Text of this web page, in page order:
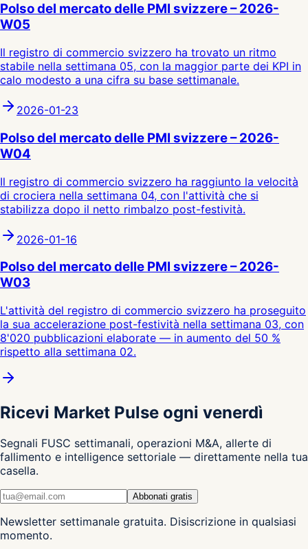
Polso del mercato delle PMI svizzere – 2026-
W05
Il registro di commercio svizzero ha trovato un ritmo
stabile nella settimana 05, con la maggior parte dei KPI in
calo modesto a una cifra su base settimanale.
2026-01-23
Polso del mercato delle PMI svizzere – 2026-
W04
Il registro di commercio svizzero ha raggiunto la velocità
di crociera nella settimana 04, con l'attività che si
stabilizza dopo il netto rimbalzo post-festività.
2026-01-16
Polso del mercato delle PMI svizzere – 2026-
W03
L'attività del registro di commercio svizzero ha proseguito
la sua accelerazione post-festività nella settimana 03, con
8'020 pubblicazioni elaborate — in aumento del 50 %
rispetto alla settimana 02.
Ricevi Market Pulse ogni venerdì
Segnali FUSC settimanali, operazioni M&A, allerte di
fallimento e intelligence settoriale — direttamente nella tua
casella.
Abbonati gratis
Newsletter settimanale gratuita. Disiscrizione in qualsiasi
momento.